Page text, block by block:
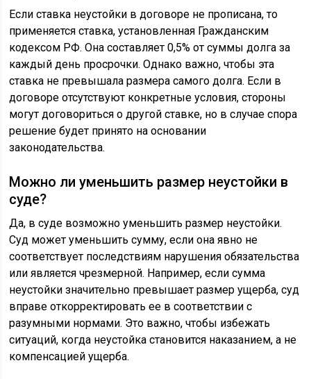
Если ставка неустойки в договоре не прописана, то
применяется ставка, установленная Гражданским
кодексом РФ. Она составляет 0,5% от суммы долга за
каждый день просрочки. Однако важно, чтобы эта
ставка не превышала размера самого долга. Если в
договоре отсутствуют конкретные условия, стороны
могут договориться о другой ставке, но в случае спора
решение будет принято на основании
законодательства.
Можно ли уменьшить размер неустойки в
суде?
Да, в суде возможно уменьшить размер неустойки.
Суд может уменьшить сумму, если она явно не
соответствует последствиям нарушения обязательства
или является чрезмерной. Например, если сумма
неустойки значительно превышает размер ущерба, суд
вправе откорректировать ее в соответствии с
разумными нормами. Это важно, чтобы избежать
ситуаций, когда неустойка становится наказанием, а не
компенсацией ущерба.